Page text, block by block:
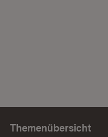
Themenübersicht